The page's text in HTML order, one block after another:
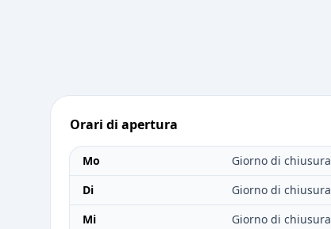
Orari di apertura
Mo
Giorno di chiusura
Di
Giorno di chiusura
Mi
Giorno di chiusura